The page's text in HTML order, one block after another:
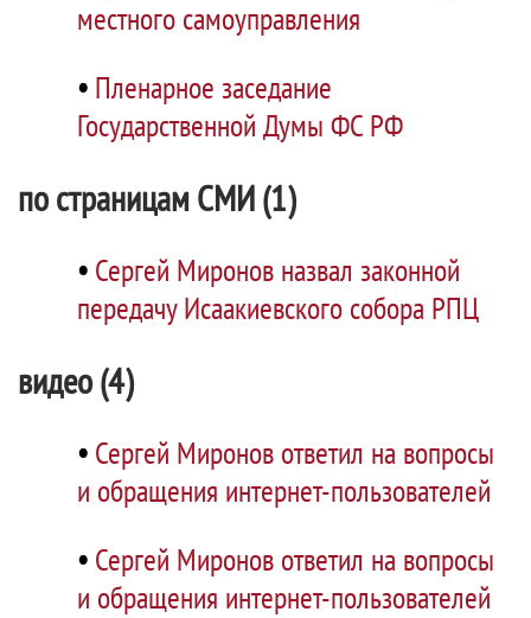
местного самоуправления
• Пленарное заседание
Государственной Думы ФС РФ
по страницам СМИ (1)
• Сергей Миронов назвал законной
передачу Исаакиевского собора РПЦ
видео (4)
• Сергей Миронов ответил на вопросы
и обращения интернет-пользователей
• Сергей Миронов ответил на вопросы
и обращения интернет-пользователей